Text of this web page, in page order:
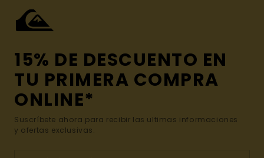
15% DE DESCUENTO EN
TU PRIMERA COMPRA
ONLINE*
Suscríbete ahora para recibir las ultimas informaciones
y ofertas exclusivas.